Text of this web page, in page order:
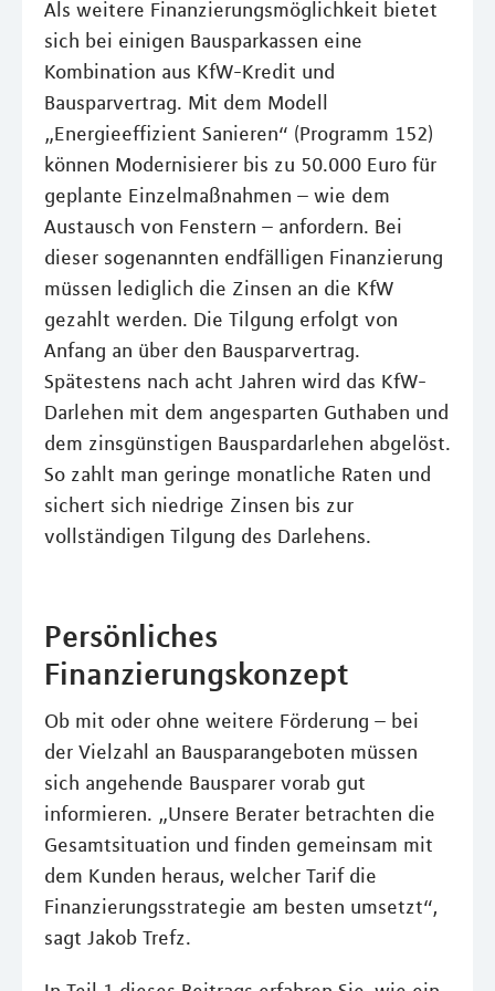
Als weitere Finanzierungsmöglichkeit bietet
sich bei einigen Bausparkassen eine
Kombination aus KfW-Kredit und
Bausparvertrag. Mit dem Modell
„Energieeffizient Sanieren“ (Programm 152)
können Modernisierer bis zu 50.000 Euro für
geplante Einzelmaßnahmen – wie dem
Austausch von Fenstern – anfordern. Bei
dieser sogenannten endfälligen Finanzierung
müssen lediglich die Zinsen an die KfW
gezahlt werden. Die Tilgung erfolgt von
Anfang an über den Bausparvertrag.
Spätestens nach acht Jahren wird das KfW-
Darlehen mit dem angesparten Guthaben und
dem zinsgünstigen Bauspardarlehen abgelöst.
So zahlt man geringe monatliche Raten und
sichert sich niedrige Zinsen bis zur
vollständigen Tilgung des Darlehens.
Persönliches
Finanzierungskonzept
Ob mit oder ohne weitere Förderung – bei
der Vielzahl an Bausparangeboten müssen
sich angehende Bausparer vorab gut
informieren. „Unsere Berater betrachten die
Gesamtsituation und finden gemeinsam mit
dem Kunden heraus, welcher Tarif die
Finanzierungsstrategie am besten umsetzt“,
sagt Jakob Trefz.